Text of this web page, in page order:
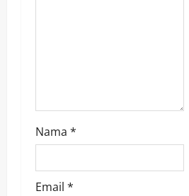
Nama *
Email *